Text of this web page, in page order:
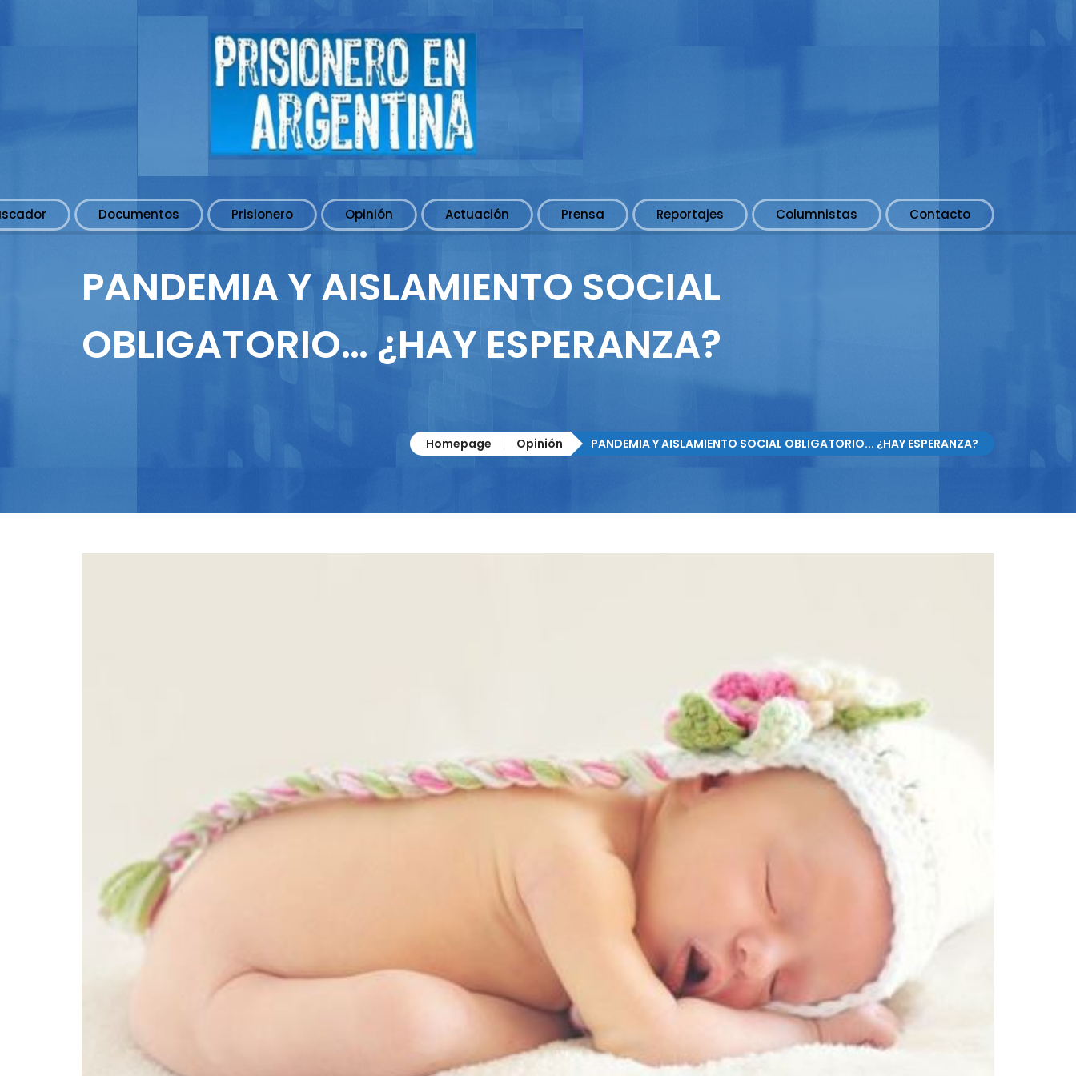
Documentos Prisionero Opinión Actuación Prensa Reportajes Columnistas Contacto
PANDEMIA Y AISLAMIENTO SOCIAL
OBLIGATORIO… ¿HAY ESPERANZA?
Homepage Opinión PANDEMIA Y AISLAMIENTO SOCIAL OBLIGATORIO... ¿HAY ESPERANZA?